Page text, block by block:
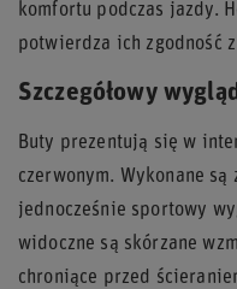
komfortu podczas jazdy.
potwierdza ich zgodność
Szczegółowy
Buty prezentują się w
czerwonym. Wykonane
jednocześnie sportowy
widoczne są skórzane
chroniące przed